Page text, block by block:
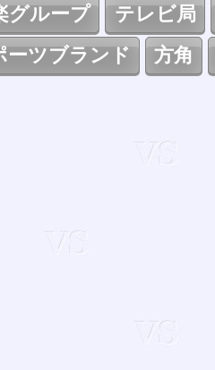
グループ
テレビ局
ーツブランド
方角